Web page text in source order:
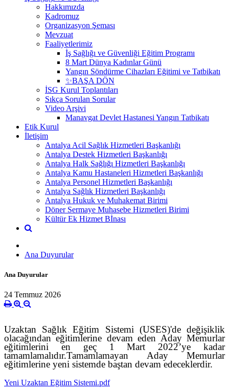
Hakkımızda
Kadromuz
Organizasyon Şeması
Mevzuat
Faaliyetlerimiz
İş Sağlığı ve Güvenliği Eğitim Programı
8 Mart Dünya Kadınlar Günü
Yangın Söndürme Cihazları Eğitimi ve Tatbikatı
✨BAŞA DÖN
İSG Kurul Toplantıları
Sıkça Sorulan Sorular
Video Arşivi
Manavgat Devlet Hastanesi Yangın Tatbikatı
Etik Kurul
İletişim
Antalya Acil Sağlık Hizmetleri Başkanlığı
Antalya Destek Hizmetleri Başkanlığı
Antalya Halk Sağlığı Hizmetleri Başkanlığı
Antalya Kamu Hastaneleri Hizmetleri Başkanlığı
Antalya Personel Hizmetleri Başkanlığı
Antalya Sağlık Hizmetleri Başkanlığı
Antalya Hukuk ve Muhakemat Birimi
Döner Sermaye Muhasebe Hizmetleri Birimi
Kültür Ek Hizmet Bİnası
Ana Duyurular
Ana Duyurular
24 Temmuz 2026
Uzaktan Sağlık Eğitim Sistemi (USES)'de değişiklik
olacağından eğitimlerine devam eden AdayMemurlar
eğitimlerini en geç 1Mart 2022’ye kadar
tamamlamalıdır.Tamamlamayan Aday Memurlar
eğitimlerine yeni sistemde baştan devam edeceklerdir.
Yeni Uzaktan Eğitim Sistemi.pdf